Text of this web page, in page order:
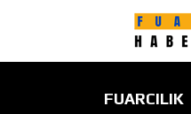
FUARCILIK